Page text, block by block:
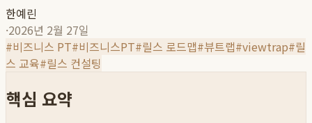
한예린
·2026년 2월 27일
#비즈니스 PT#비즈니스PT#릴스 로드맵#뷰트랩#viewtrap#릴
스 교육#릴스 컨설팅
핵심 요약